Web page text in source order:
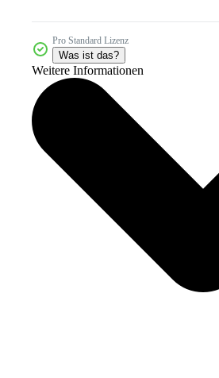
Pro Standard Lizenz
Was ist das?
Weitere Informationen